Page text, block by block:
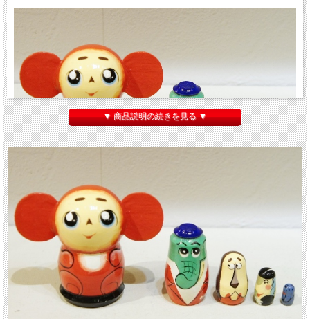
ロシアの国民的アイドル、 チェブラーシカ がマトリョーシカになりました！
ブラーシカ・マトリョーシカ（S） 5ピース＜レッド＞ チェブ・ゲーナ・レ
フ・シャパクリャク・ラリースカです。
高さ5.5cmのかわいいＳサイズです。
大きなお耳のチェブラーシカの中には、ワニの ゲーナ 、ライオンの レフ 、いじわる
おばあさん
シャパクリャク 、彼女のペット・ねずみのラリースカが入っています。
レッドチェブラーシカは、2008年 北京オリンピック
の時に、ロシア選手が選手入
場の時に手にしていたチェブラーシカとしても知られています。
▼ 商品説明の続きを見る ▼